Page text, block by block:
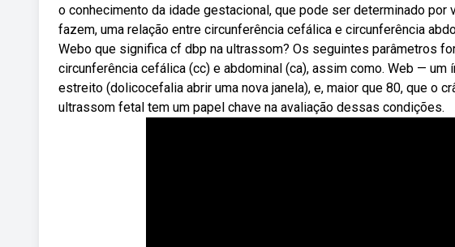
o conhecimento da idade gestacional, que pode ser determinado por
fazem, uma relação entre circunferência cefálica e circunferência
Webo que significa cf dbp na ultrassom? Os seguintes parâmetros
circunferência cefálica (cc) e abdominal (ca), assim como. Web —
estreito (dolicocefalia abrir uma nova janela), e, maior que 80, que o
ultrassom fetal tem um papel chave na avaliação dessas condições.